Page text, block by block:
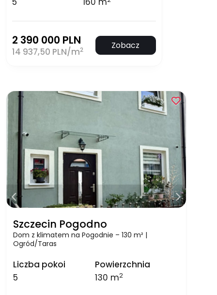
2 390 000 PLN
14 937,50 PLN/m2 Zobacz
Szczecin Pogodno
Dom z klimatem na Pogodnie – 130 m² |
Ogród/Taras
Liczba pokoi
5
Powierzchnia
130 m2